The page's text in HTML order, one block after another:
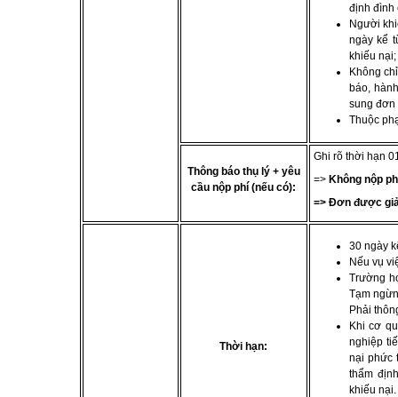
định đình
Người
ngày kể
khiếu nại;
Không
báo,
sung đơn
Thuộc
Thông báo thụ lý + yêu
cầu nộp phí (nếu có):
Ghi rõ thời hạn
=> Không nộp
=> Đơn được
Thời hạn:
30 ngày
Nếu vụ
Trường
Tạm
Phải
Khi cơ
nghiệp
nại phức
thẩm
khiếu nại.